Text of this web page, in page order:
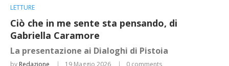
LETTURE
Ciò che in me sente sta pensando, di
Gabriella Caramore
La presentazione ai Dialoghi di Pistoia